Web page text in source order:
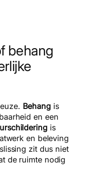
behang
Behangis
en een
is
en beleving
zit dus niet
de ruimte nodig